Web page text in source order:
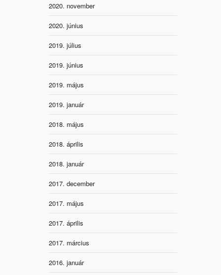
2020. november
2020. június
2019. július
2019. június
2019. május
2019. január
2018. május
2018. április
2018. január
2017. december
2017. május
2017. április
2017. március
2016. január